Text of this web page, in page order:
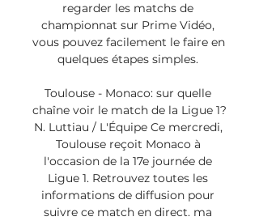
regarder les matchs de
championnat sur Prime Vidéo,
vous pouvez facilement le faire en
quelques étapes simples.
Toulouse - Monaco: sur quelle
chaîne voir le match de la Ligue 1?
N. Luttiau / L'Équipe Ce mercredi,
Toulouse reçoit Monaco à
l'occasion de la 17e journée de
Ligue 1. Retrouvez toutes les
informations de diffusion pour
suivre ce match en direct. ma